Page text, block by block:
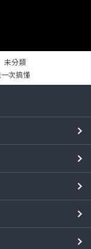
未分類
次搞懂